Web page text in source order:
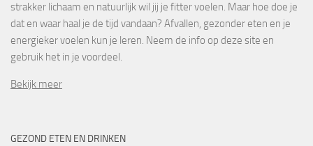
strakker lichaam en natuurlijk wil jij je fitter voelen. Maar hoe doe je
dat en waar haal je de tijd vandaan? Afvallen, gezonder eten en je
energieker voelen kun je leren. Neem de info op deze site en
gebruik het in je voordeel.
Bekijk meer
GEZOND ETEN EN DRINKEN